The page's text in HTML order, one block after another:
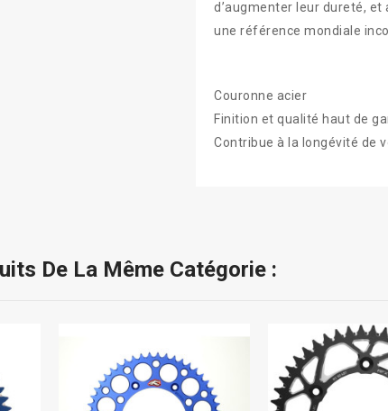
d’augmenter leur dureté, et
une référence mondiale
Couronne acier
Finition et qualité haut de
Contribue à la longévité de
De La Même Catégorie :